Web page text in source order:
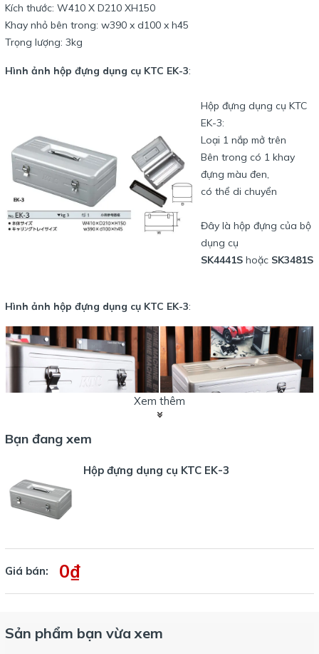
Kích thước: W410 X D210 XH150
Khay nhỏ bên trong: w390 x d100 x h45
Trọng lượng: 3kg
Hình ảnh hộp đựng dụng cụ KTC EK-3:
Hộp đựng dụng cụ KTC
EK-3:
Loại 1 nắp mở trên
Bên trong có 1 khay
đựng màu đen,
có thể di chuyển
Đây là hộp đựng của bộ
dụng cụ
SK4441S hoặc SK3481S
Hình ảnh hộp đựng dụng cụ KTC EK-3:
nếu cần.
Xem thêm
Bạn đang xem
Hộp đựng dụng cụ KTC EK-3
Giá bán: 0₫
Sản phẩm bạn vừa xem